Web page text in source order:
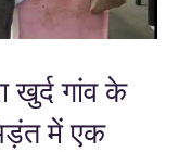
खुर्द गांव के
में एक